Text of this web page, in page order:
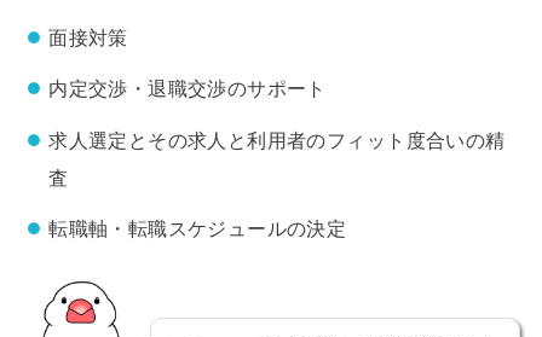
面接対策
内定交渉・退職交渉のサポート
求人選定とその求人と利用者のフィット度合いの精
査
転職軸・転職スケジュールの決定